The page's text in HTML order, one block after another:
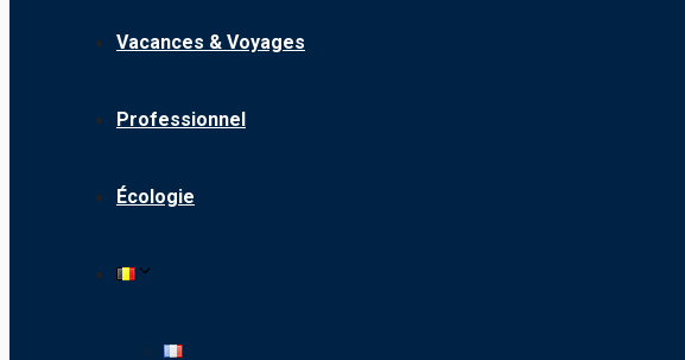
Vacances & Voyages
Professionnel
Écologie